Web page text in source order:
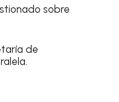
sobre
de